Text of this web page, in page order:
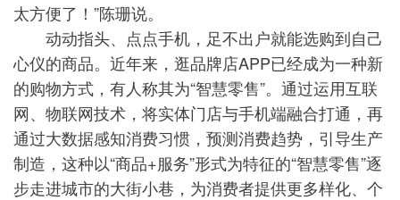
太方便了！”陈珊说。
动动指头、点点手机，足不出户就能选购到自己
心仪的商品。近年来，逛品牌店APP已经成为一种新
的购物方式，有人称其为“智慧零售”。通过运用互联
网、物联网技术，将实体门店与手机端融合打通，再
通过大数据感知消费习惯，预测消费趋势，引导生产
制造，这种以“商品+服务”形式为特征的“智慧零售”逐
步走进城市的大街小巷，为消费者提供更多样化、个